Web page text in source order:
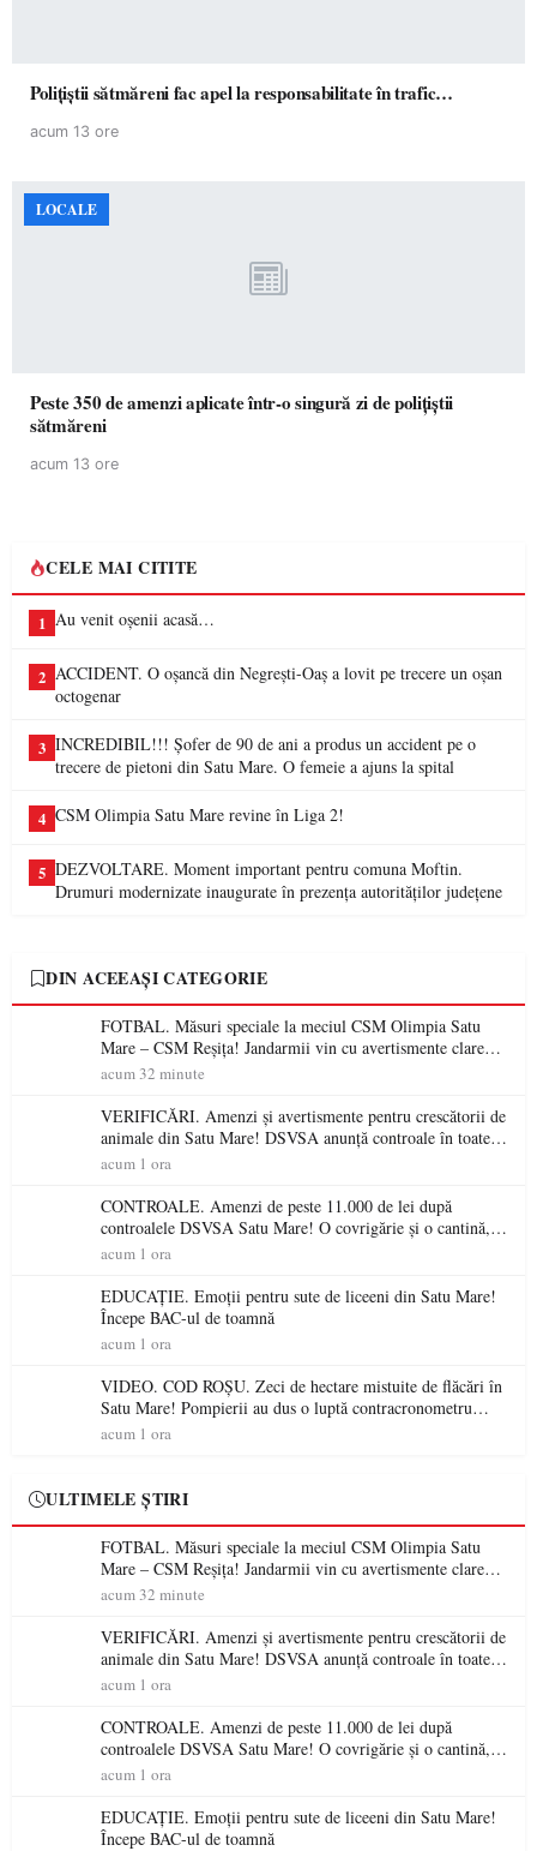
Polițiștii sătmăreni fac apel la responsabilitate în trafic…
acum 13 ore
LOCALE
Peste 350 de amenzi aplicate într-o singură zi de polițiștii
sătmăreni
acum 13 ore
CELE MAI CITITE
1 Au venit oșenii acasă…
2 ACCIDENT. O oșancă din Negrești-Oaș a lovit pe trecere un oșan
octogenar
3 INCREDIBIL!!! Șofer de 90 de ani a produs un accident pe o
trecere de pietoni din Satu Mare. O femeie a ajuns la spital
4 CSM Olimpia Satu Mare revine în Liga 2!
5 DEZVOLTARE. Moment important pentru comuna Moftin.
Drumuri modernizate inaugurate în prezența autorităților județene
DIN ACEEAȘI CATEGORIE
FOTBAL. Măsuri speciale la meciul CSM Olimpia Satu
Mare – CSM Reșița! Jandarmii vin cu avertismente clare
pentru suporteri
acum 32 minute
VERIFICĂRI. Amenzi și avertismente pentru crescătorii de
animale din Satu Mare! DSVSA anunță controale în toate
gospodăriile și face apel la respectarea legii
acum 1 ora
CONTROALE. Amenzi de peste 11.000 de lei după
controalele DSVSA Satu Mare! O covrigărie și o cantină,
sancționate pentru nereguli
acum 1 ora
EDUCAȚIE. Emoții pentru sute de liceeni din Satu Mare!
Începe BAC-ul de toamnă
acum 1 ora
VIDEO. COD ROȘU. Zeci de hectare mistuite de flăcări în
Satu Mare! Pompierii au dus o luptă contracronometru
pentru a salva o pădure de la dezastru
acum 1 ora
ULTIMELE ȘTIRI
FOTBAL. Măsuri speciale la meciul CSM Olimpia Satu
Mare – CSM Reșița! Jandarmii vin cu avertismente clare
pentru suporteri
acum 32 minute
VERIFICĂRI. Amenzi și avertismente pentru crescătorii de
animale din Satu Mare! DSVSA anunță controale în toate
gospodăriile și face apel la respectarea legii
acum 1 ora
CONTROALE. Amenzi de peste 11.000 de lei după
controalele DSVSA Satu Mare! O covrigărie și o cantină,
sancționate pentru nereguli
acum 1 ora
EDUCAȚIE. Emoții pentru sute de liceeni din Satu Mare!
Începe BAC-ul de toamnă